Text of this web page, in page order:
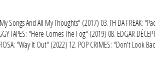
Songs And All My Thoughts" (2017) 03. TH DA FREAK:
TAPES: "Here Comes The Fog" (2019) 08. EDGAR
"Way It Out" (2022) 12. POP CRIMES: "Don't Look